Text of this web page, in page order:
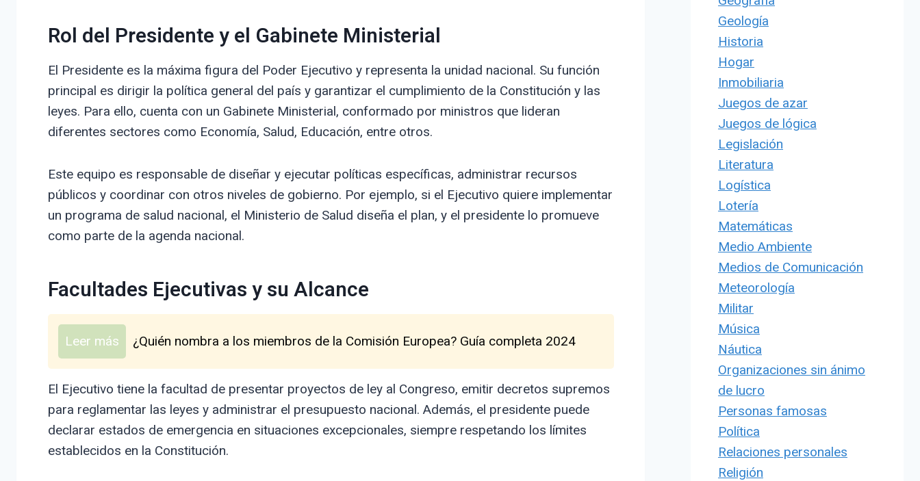
Rol del Presidente y el Gabinete Ministerial
El Presidente es la máxima figura del Poder Ejecutivo y representa la unidad nacional. Su función
principal es dirigir la política general del país y garantizar el cumplimiento de la Constitución y las
leyes. Para ello, cuenta con un Gabinete Ministerial, conformado por ministros que lideran
diferentes sectores como Economía, Salud, Educación, entre otros.
Este equipo es responsable de diseñar y ejecutar políticas específicas, administrar recursos
públicos y coordinar con otros niveles de gobierno. Por ejemplo, si el Ejecutivo quiere implementar
un programa de salud nacional, el Ministerio de Salud diseña el plan, y el presidente lo promueve
como parte de la agenda nacional.
Facultades Ejecutivas y su Alcance
Leer más ¿Quién nombra a los miembros de la Comisión Europea? Guía completa 2024
El Ejecutivo tiene la facultad de presentar proyectos de ley al Congreso, emitir decretos supremos
para reglamentar las leyes y administrar el presupuesto nacional. Además, el presidente puede
declarar estados de emergencia en situaciones excepcionales, siempre respetando los límites
establecidos en la Constitución.
Geología
Historia
Hogar
Inmobiliaria
Juegos de azar
Juegos de lógica
Legislación
Literatura
Logística
Lotería
Matemáticas
Medio Ambiente
Medios de Comunicación
Meteorología
Militar
Música
Náutica
Organizaciones sin ánimo
de lucro
Personas famosas
Política
Relaciones personales
Religión